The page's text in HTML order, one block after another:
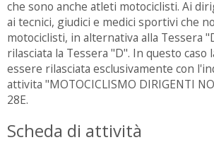
che sono anche atleti motociclisti. Ai
ai tecnici, giudici e medici sportivi che
motociclisti, in alternativa alla Tessera
rilasciata la Tessera "D". In questo caso
essere rilasciata esclusivamente con
attivita "MOTOCICLISMO DIRIGENTI
28E.
Scheda di attività